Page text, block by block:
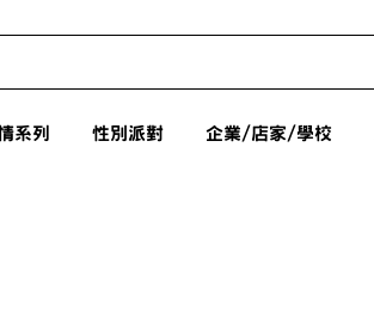
系列 性別派對 企業/店家/學校